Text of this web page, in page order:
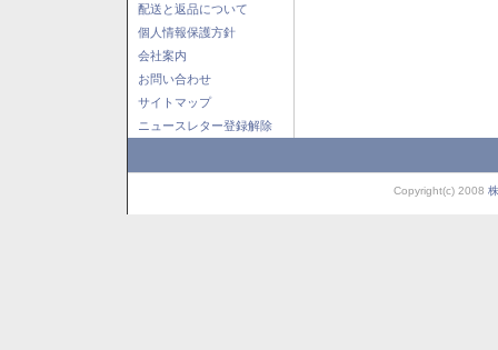
配送と返品について
個人情報保護方針
会社案内
お問い合わせ
サイトマップ
ニュースレター登録解除
Copyright(c) 2008